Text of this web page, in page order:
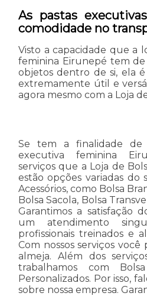
As pastas
comodidade no
Visto a capacidade que a
feminina Eirunepé tem
objetos dentro de si, ela
extremamente útil e
agora mesmo com a Loja
Se tem a finalidade de
executiva feminina
serviços que a Loja de
estão opções variadas do
Acessórios, como Bolsa
Bolsa Sacola, Bolsa
Garantimos a satisfação
um atendimento
profissionais treinados e
Com nossos serviços
almeja. Além dos
trabalhamos com
Personalizados. Por isso,
sobre nossa empresa.